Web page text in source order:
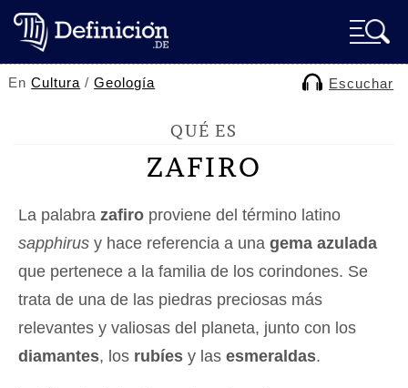
EnCultura /Geología Escuchar
QUÉ ES
ZAFIRO
La palabra zafiro proviene del término latino
sapphirus y hace referencia a una gema azulada
que pertenece a la familia de los corindones. Se
trata de una de las piedras preciosas más
relevantes y valiosas del planeta, junto con los
diamantes, los rubíes y las esmeraldas.